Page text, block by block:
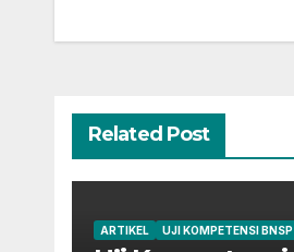
Related Post
ARTIKEL UJI KOMPETENSI BNSP